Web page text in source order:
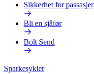
Sikkerhet for passasjer
Bli en sjåfør
Bolt Send
Sparkesykler